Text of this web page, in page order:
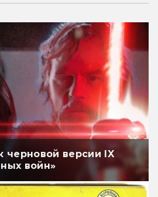
черновой версии IX
войн»